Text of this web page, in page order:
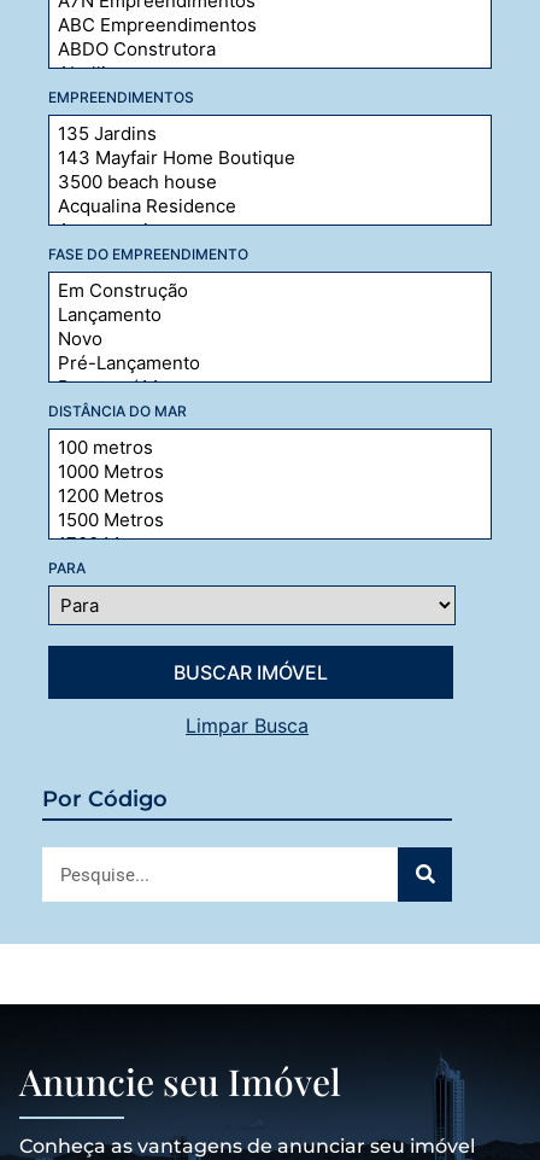
EMPREENDIMENTOS
FASE DO EMPREENDIMENTO
DISTÂNCIA DO MAR
PARA
Limpar Busca
Por Código
Anuncie seu Imóvel
Conheça as vantagens de anunciar seu imóvel